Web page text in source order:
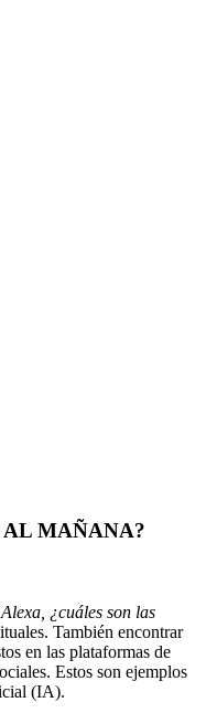
MAÑANA?
¿cuáles son las
También encontrar
en las plataformas de
Estos son ejemplos
(IA).